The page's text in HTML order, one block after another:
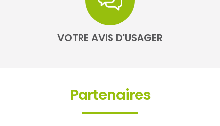
VOTRE AVIS D'USAGER
Partenaires